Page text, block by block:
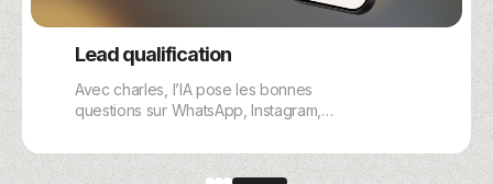
Lead qualification
Avec charles, l’IA pose les bonnes
questions sur WhatsApp, Instagram,
l’intention et oriente immédiatement les
leads les plus chauds.